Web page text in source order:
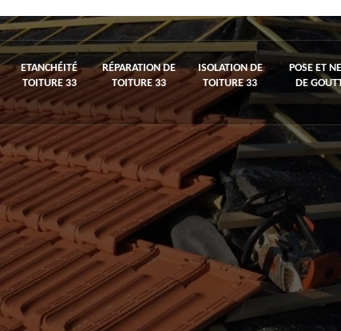
ETANCHÉITÉ
TOITURE 33
RÉPARATION DE
TOITURE 33
ISOLATION DE
TOITURE 33
POSE ET
DE